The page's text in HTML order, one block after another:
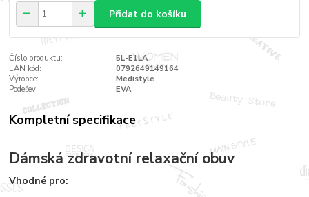
Přidat do košíku
Číslo produktu:
5L-E1LA
EAN kód:
0792649149164
Výrobce:
Medistyle
Podešev:
EVA
Kompletní specifikace
Dámská zdravotní relaxační obuv
Vhodné pro: